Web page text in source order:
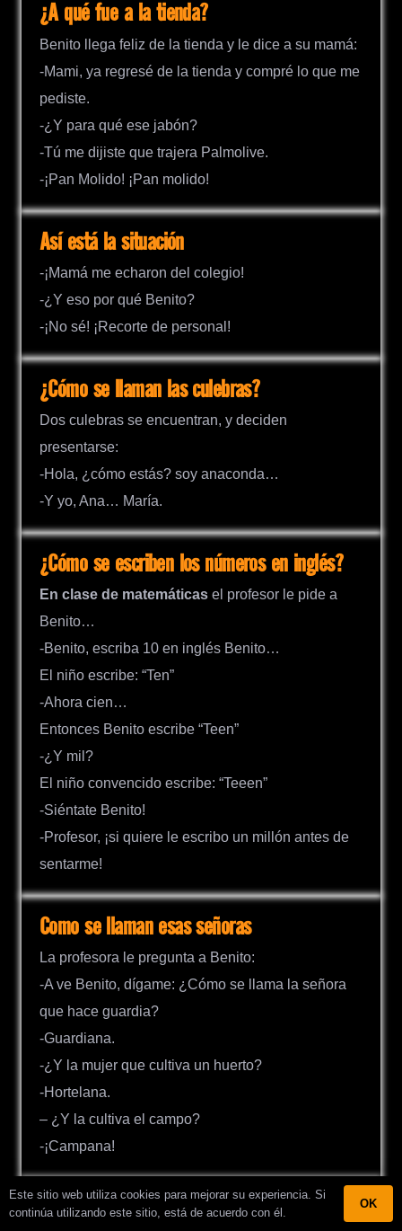
¿A qué fue a la tienda?
Benito llega feliz de la tienda y le dice a su mamá:
-Mami, ya regresé de la tienda y compré lo que me
pediste.
-¿Y para qué ese jabón?
-Tú me dijiste que trajera Palmolive.
-¡Pan Molido! ¡Pan molido!
Así está la situación
-¡Mamá me echaron del colegio!
-¿Y eso por qué Benito?
-¡No sé! ¡Recorte de personal!
¿Cómo se llaman las culebras?
Dos culebras se encuentran, y deciden
presentarse:
-Hola, ¿cómo estás? soy anaconda…
-Y yo, Ana… María.
¿Cómo se escriben los números en inglés?
En clase de matemáticas el profesor le pide a
Benito…
-Benito, escriba 10 en inglés Benito…
El niño escribe: “Ten”
-Ahora cien…
Entonces Benito escribe “Teen”
-¿Y mil?
El niño convencido escribe: “Teeen”
-Siéntate Benito!
-Profesor, ¡si quiere le escribo un millón antes de
sentarme!
Como se llaman esas señoras
La profesora le pregunta a Benito:
-A ve Benito, dígame: ¿Cómo se llama la señora
que hace guardia?
-Guardiana.
-¿Y la mujer que cultiva un huerto?
-Hortelana.
– ¿Y la cultiva el campo?
-¡Campana!
El chiste de la gallina Plu
Este sitio web utiliza cookies para mejorar su experiencia. Si
continúa utilizando este sitio, está de acuerdo con él.
OK